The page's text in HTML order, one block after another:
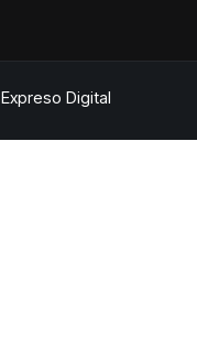
Expreso Digital